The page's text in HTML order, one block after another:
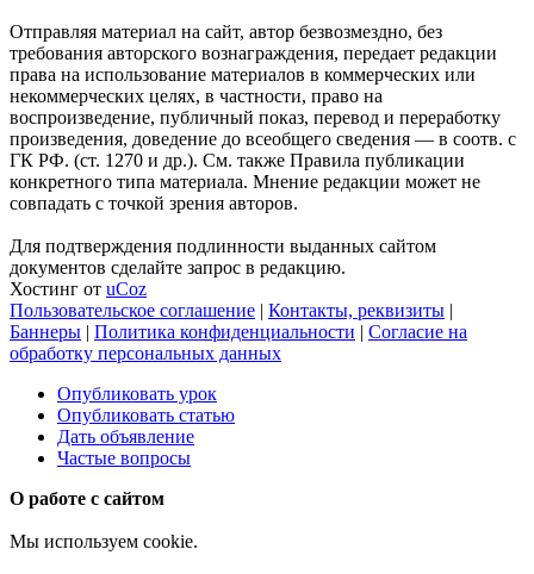
Отправляя материал на сайт, автор безвозмездно, без
требования авторского вознаграждения, передает редакции
права на использование материалов в коммерческих или
некоммерческих целях, в частности, право на
воспроизведение, публичный показ, перевод и переработку
произведения, доведение до всеобщего сведения — в соотв. с
ГК РФ. (ст. 1270 и др.). См. также Правила публикации
конкретного типа материала. Мнение редакции может не
совпадать с точкой зрения авторов.
Для подтверждения подлинности выданных сайтом
документов сделайте запрос в редакцию.
Хостинг от uCoz
Пользовательское соглашение | Контакты, реквизиты |
Баннеры | Политика конфиденциальности | Согласие на
обработку персональных данных
Опубликовать урок
Опубликовать статью
Дать объявление
Частые вопросы
О работе с сайтом
Мы используем cookie.